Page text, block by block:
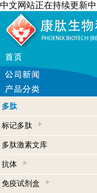
中文网站正在持续更新
多肽
标记多肽
多肽激素文库
抗体
免疫试剂盒